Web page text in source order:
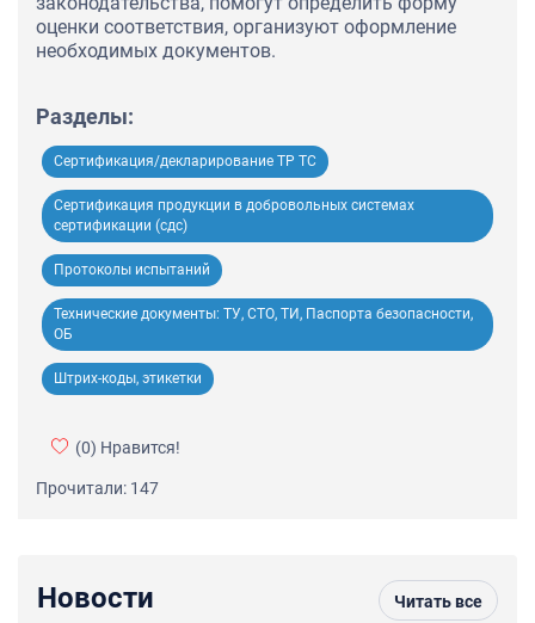
оценки соответствия, организуют оформление
необходимых документов.
Разделы:
Сертификация/декларирование ТР ТС
Сертификация продукции в добровольных системах
сертификации (сдс)
Протоколы испытаний
Технические документы: ТУ, СТО, ТИ, Паспорта безопасности,
ОБ
Штрих-коды, этикетки
(0) Нравится!
Прочитали: 147
Новости Читать все